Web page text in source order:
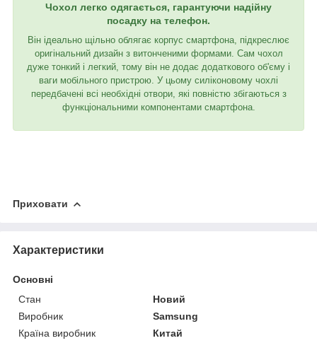
Чохол легко одягається, гарантуючи надійну
посадку на телефон.
Він ідеально щільно облягає корпус смартфона, підкреслює
оригінальний дизайн з витонченими формами. Сам чохол
дуже тонкий і легкий, тому він не додає додаткового об'єму і
ваги мобільного пристрою. У цьому силіконовому чохлі
передбачені всі необхідні отвори, які повністю збігаються з
функціональними компонентами смартфона.
Приховати
Характеристики
Основні
Стан
Новий
Виробник
Samsung
Країна виробник
Китай